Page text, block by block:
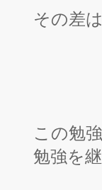
その差
この勉
勉強を